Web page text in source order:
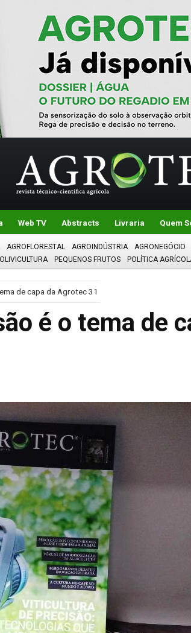
Web TV Abstracts Livraria Quem
AGROFLORESTAL AGROINDÚSTRIA AGRONEGÓCIO
OLIVICULTURA PEQUENOS FRUTOS POLÍTICA
de capa da Agrotec 31
é o tema de